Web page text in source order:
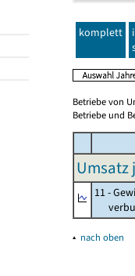
komplett
Betriebe von
Betriebe und
Umsatz
11 -
▴ nach oben